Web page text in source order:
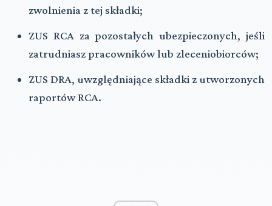
zwolnienia z tej składki;
ZUS RCA za pozostałych ubezpieczonych, jeśli
zatrudniasz pracowników lub zleceniobiorców;
ZUS DRA, uwzględniające składki z utworzonych
raportów RCA.